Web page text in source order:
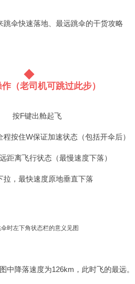
跳伞快速落地、最远跳伞的干货攻略
（老司机可跳过此步）
按F键出舱起飞
按住W保证加速状态（包括开伞后）
距离飞行状态（最慢速度下落）
拉，最快速度原地垂直下落
时左下角状态栏的意义见图
中降落速度为126km，此时飞的最远。